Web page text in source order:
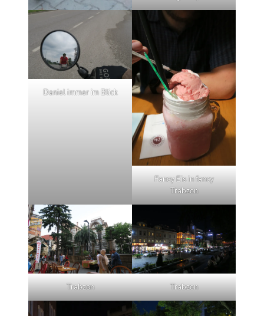
Daniel immer im Blick
Fancy Eis in fancy
Trabzon
Trabzon Trabzon